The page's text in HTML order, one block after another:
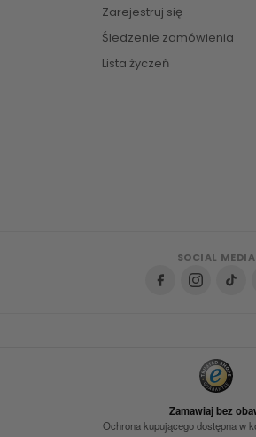
Zarejestruj się
Śledzenie zamówienia
Lista życzeń
SOCIAL MEDIA